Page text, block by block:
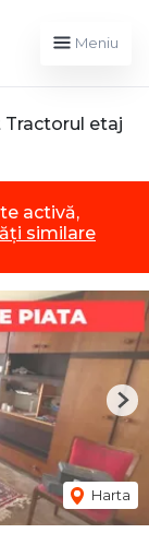
Meniu
etaj
activă,
similare
Harta